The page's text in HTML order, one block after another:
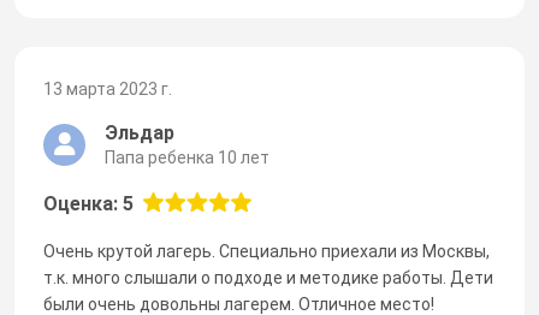
13 марта 2023 г.
Эльдар
Папа ребенка 10 лет
Оценка: 5
Очень крутой лагерь. Специально приехали из Москвы,
т.к. много слышали о подходе и методике работы. Дети
были очень довольны лагерем. Отличное место!